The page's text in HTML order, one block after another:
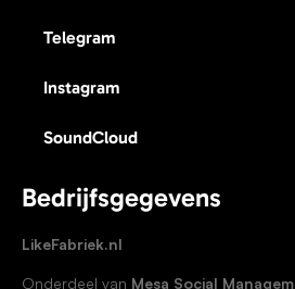
Telegram
Instagram
SoundCloud
Bedrijfsgegevens
LikeFabriek.nl
Onderdeel van Mesa Social